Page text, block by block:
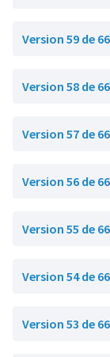
Version 59 de 66
Version 58 de 66
Version 57 de 66
Version 56 de 66
Version 55 de 66
Version 54 de 66
Version 53 de 66